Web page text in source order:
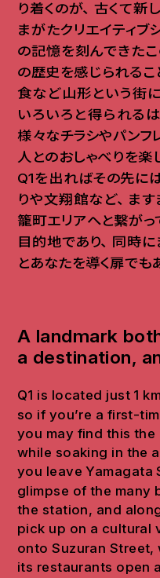
り着くのが、 古くて新
まがたクリエイティブ
の記憶を刻んできた
の歴史を感じられるこ
食など山形という街
いろいろと得られる
様々なチラシやパンフ
人とのおしゃべりを楽
Q1を出ればその先に
りや文翔館など、 ます
籠町エリアへと繋がっ
目的地であり、 同時に
とあなたを導く扉でも
A landmark
a destination,
Q1 is located just 1
so if you’re a first-
you may find this the
while soaking in the
you leave Yamagata
glimpse of the many
the station, and
pick up on a cultural
onto Suzuran Street,
its restaurants open